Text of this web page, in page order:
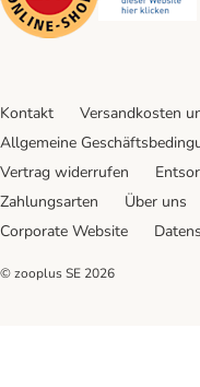
Kontakt Versandkosten
Allgemeine
Vertrag widerrufen
Zahlungsarten
Über uns
Corporate Website
© zooplus SE 2026